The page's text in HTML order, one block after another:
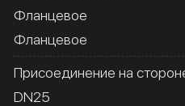
Фланцевое
Фланцевое
Присоединение на
DN25